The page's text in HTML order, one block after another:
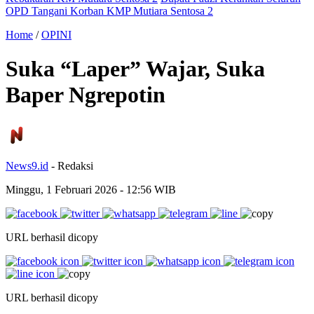
OPD Tangani Korban KMP Mutiara Sentosa 2
Home /OPINI
Suka “Laper” Wajar, Suka
Baper Ngrepotin
News9.id - Redaksi
Minggu, 1 Februari 2026 - 12:56 WIB
URL berhasil dicopy
URL berhasil dicopy